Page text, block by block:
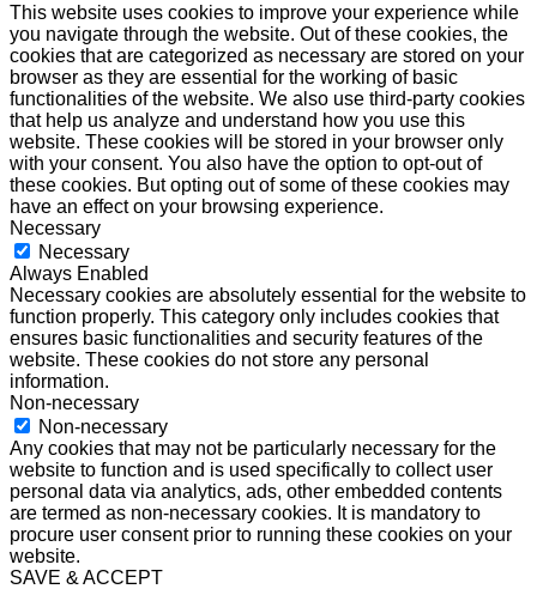
This website uses cookies to improve your experience while
you navigate through the website. Out of these cookies, the
cookies that are categorized as necessary are stored on your
browser as they are essential for the working of basic
functionalities of the website. We also use third-party cookies
that help us analyze and understand how you use this
website. These cookies will be stored in your browser only
with your consent. You also have the option to opt-out of
these cookies. But opting out of some of these cookies may
have an effect on your browsing experience.
Necessary
Necessary
Always Enabled
Necessary cookies are absolutely essential for the website to
function properly. This category only includes cookies that
ensures basic functionalities and security features of the
website. These cookies do not store any personal
information.
Non-necessary
Non-necessary
Any cookies that may not be particularly necessary for the
website to function and is used specifically to collect user
personal data via analytics, ads, other embedded contents
are termed as non-necessary cookies. It is mandatory to
procure user consent prior to running these cookies on your
website.
SAVE & ACCEPT